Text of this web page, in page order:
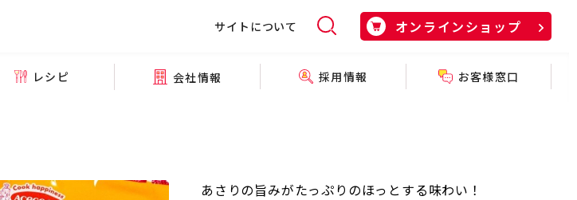
サイトについて オンラインショップ
レシピ 会社情報 採用情報 お客様窓口
あさりの旨みがたっぷりのほっとする味わい！